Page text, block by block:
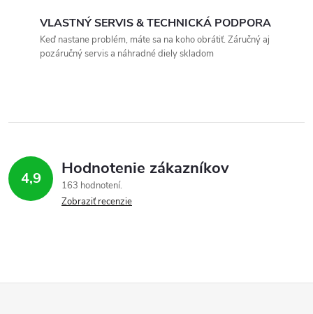
VLASTNÝ SERVIS & TECHNICKÁ PODPORA
Keď nastane problém, máte sa na koho obrátiť. Záručný aj
pozáručný servis a náhradné diely skladom
4,9 Hodnotenie zákazníkov
163 hodnotení
Zobraziť recenzie